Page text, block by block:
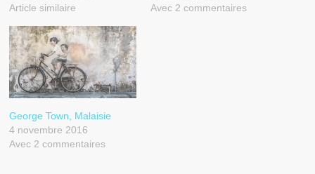
Article similaire
Avec 2 commentaires
George Town, Malaisie
4 novembre 2016
Avec 2 commentaires